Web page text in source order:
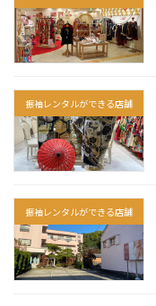
振袖レンタルができる店舗
振袖レンタルができる店舗